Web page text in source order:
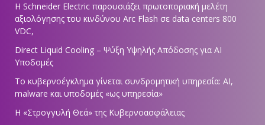
Η Schneider Electric παρουσιάζει πρωτοποριακή μελέτη
αξιολόγησης του κινδύνου Arc Flash σε data centers 800
VDC,
Direct Liquid Cooling – Ψύξη Υψηλής Απόδοσης για AI
Υποδομές
Το κυβερνοέγκλημα γίνεται συνδρομητική υπηρεσία: AI,
malware και υποδομές «ως υπηρεσία»
Η «Στρογγυλή Θεά» της Κυβερνοασφάλειας